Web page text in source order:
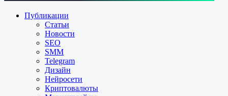
Публикации
Статьи
Новости
SEO
SMM
Telegram
Дизайн
Нейросети
Криптовалюты